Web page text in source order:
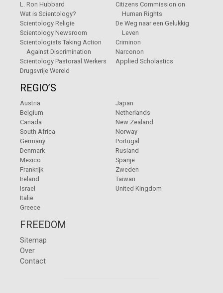
L. Ron Hubbard
Wat is Scientology?
Scientology Religie
Scientology Newsroom
Scientologists Taking Action
Against Discrimination
Scientology Pastoraal Werkers
Drugsvrije Wereld
Citizens Commission on
Human Rights
De Weg naar een Gelukkig
Leven
Criminon
Narconon
Applied Scholastics
REGIO’S
Austria
Belgium
Canada
South Africa
Germany
Denmark
Mexico
Frankrijk
Ireland
Israel
Italië
Greece
Japan
Netherlands
New Zealand
Norway
Portugal
Rusland
Spanje
Zweden
Taiwan
United Kingdom
FREEDOM
Sitemap
Over
Contact